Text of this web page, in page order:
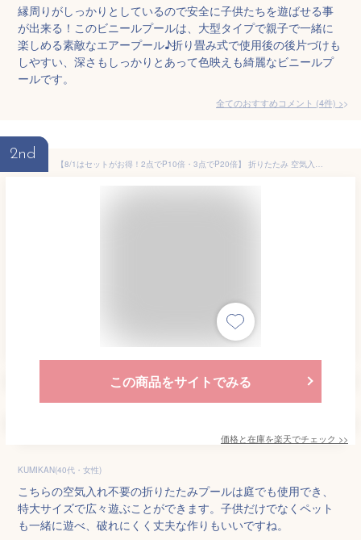
縁周りがしっかりとしているので安全に子供たちを遊ばせる事
が出来る！このビニールプールは、大型タイプで親子で一緒に
楽しめる素敵なエアープール♪折り畳み式で使用後の後片づけも
しやすい、深さもしっかりとあって色映えも綺麗なビニールプ
ールです。
全てのおすすめコメント (4件) >
2nd
【8/1はセットがお得！2点でP10倍・3点でP20倍】 折りたたみ 空気入れ不要 160cm×30cm 送料無料 【子供たちを笑顔にするプール】 犬用プール 犬 プール ペットプール ビニールプール ベランダ 屋内 家庭用 家庭用プール 15時迄のご注文・決済確定・翌日指定で当日発送
この商品をサイトでみる
価格と在庫を楽天でチェック >>
KUMIKAN(40代・女性)
こちらの空気入れ不要の折りたたみプールは庭でも使用でき、
特大サイズで広々遊ぶことができます。子供だけでなくペット
も一緒に遊べ、破れにくく丈夫な作りもいいですね。